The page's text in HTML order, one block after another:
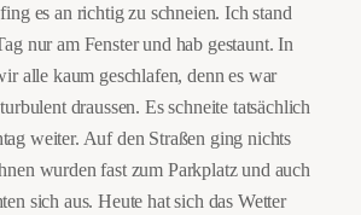
es an richtig zu schneien. Ich stand
nur am Fenster und hab gestaunt. In
alle kaum geschlafen, denn es war
draussen. Es schneite tatsächlich
weiter. Auf den Straßen ging nichts
wurden fast zum Parkplatz und auch
sich aus. Heute hat sich das Wetter